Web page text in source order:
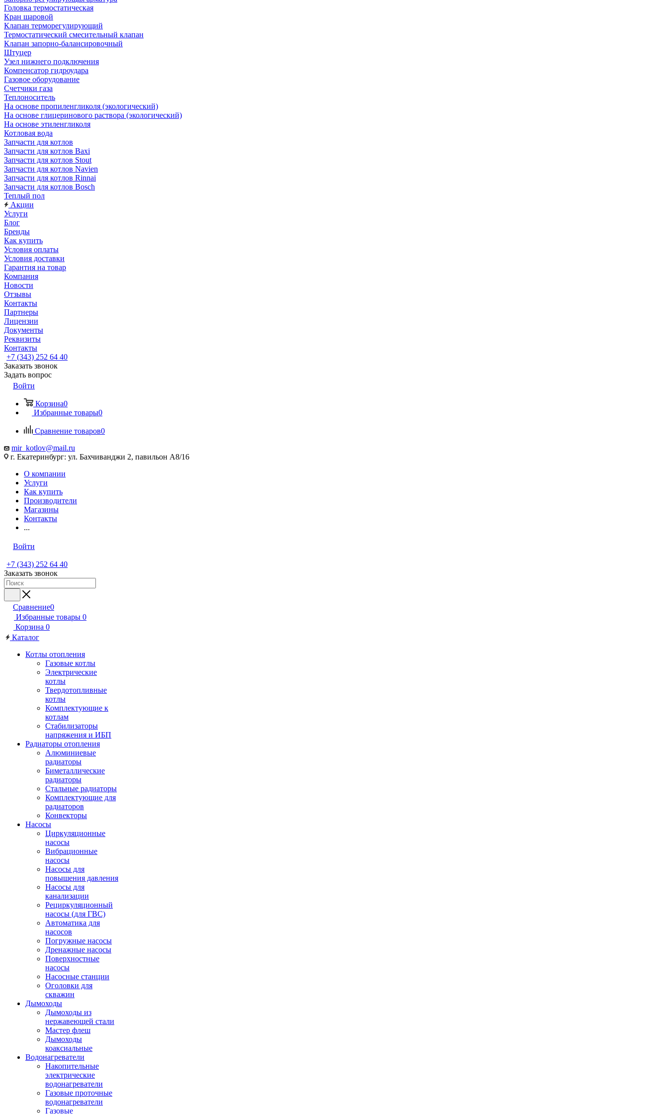
Головка термостатическая
Кран шаровой
Клапан терморегулирующий
Термостатический смесительный клапан
Клапан запорно-балансировочный
Штуцер
Узел нижнего подключения
Компенсатор гидроудара
Газовое оборудование
Счетчики газа
Теплоноситель
На основе пропиленгликоля (экологический)
На основе глицеринового раствора (экологический)
На основе этиленгликоля
Котловая вода
Запчасти для котлов
Запчасти для котлов Baxi
Запчасти для котлов Stout
Запчасти для котлов Navien
Запчасти для котлов Rinnai
Запчасти для котлов Bosch
Теплый пол
Акции
Услуги
Блог
Бренды
Как купить
Условия оплаты
Условия доставки
Гарантия на товар
Компания
Новости
Отзывы
Контакты
Партнеры
Лицензии
Документы
Реквизиты
Контакты
+7 (343) 252 64 40
Заказать звонок
Задать вопрос
Войти
Корзина0
Избранные товары0
Сравнение товаров0
mir_kotlov@mail.ru
г. Екатеринбург: ул. Бахчиванджи 2, павильон А8/16
О компании
Услуги
Как купить
Производители
Магазины
Контакты
...
Войти
+7 (343) 252 64 40
Заказать звонок
Сравнение0
Избранные товары 0
Корзина 0
Каталог
Котлы отопления
Газовые котлы
Электрические
котлы
Твердотопливные
котлы
Комплектующие к
котлам
Стабилизаторы
напряжения и ИБП
Радиаторы отопления
Алюминиевые
радиаторы
Биметаллические
радиаторы
Стальные радиаторы
Комплектующие для
радиаторов
Конвекторы
Насосы
Циркуляционные
насосы
Вибрационные
насосы
Насосы для
повышения давления
Насосы для
канализации
Рециркуляционный
насосы (для ГВС)
Автоматика для
насосов
Погружные насосы
Дренажные насосы
Поверхностные
насосы
Насосные станции
Оголовки для
скважин
Дымоходы
Дымоходы из
нержавеющей стали
Мастер флеш
Дымоходы
коаксиальные
Водонагреватели
Накопительные
электрические
водонагреватели
Газовые проточные
водонагреватели
Газовые